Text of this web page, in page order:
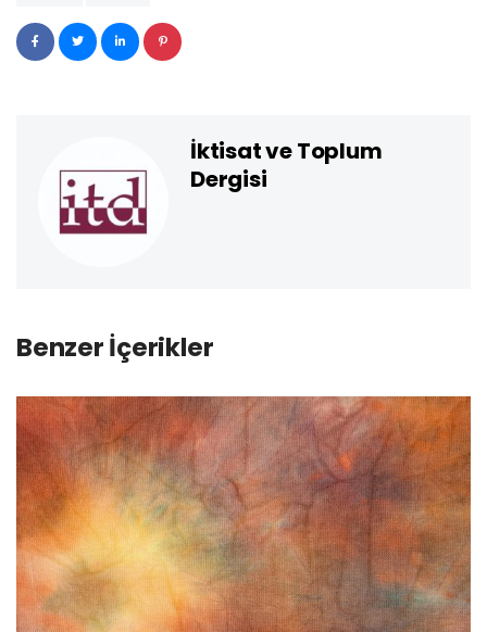
İktisat ve Toplum
Dergisi
Benzer İçerikler